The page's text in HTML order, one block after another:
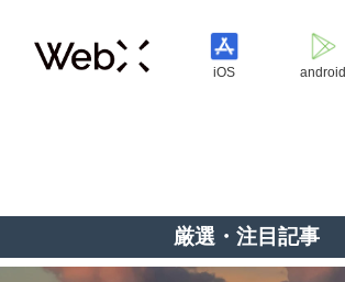
iOS android
厳選・注目記事